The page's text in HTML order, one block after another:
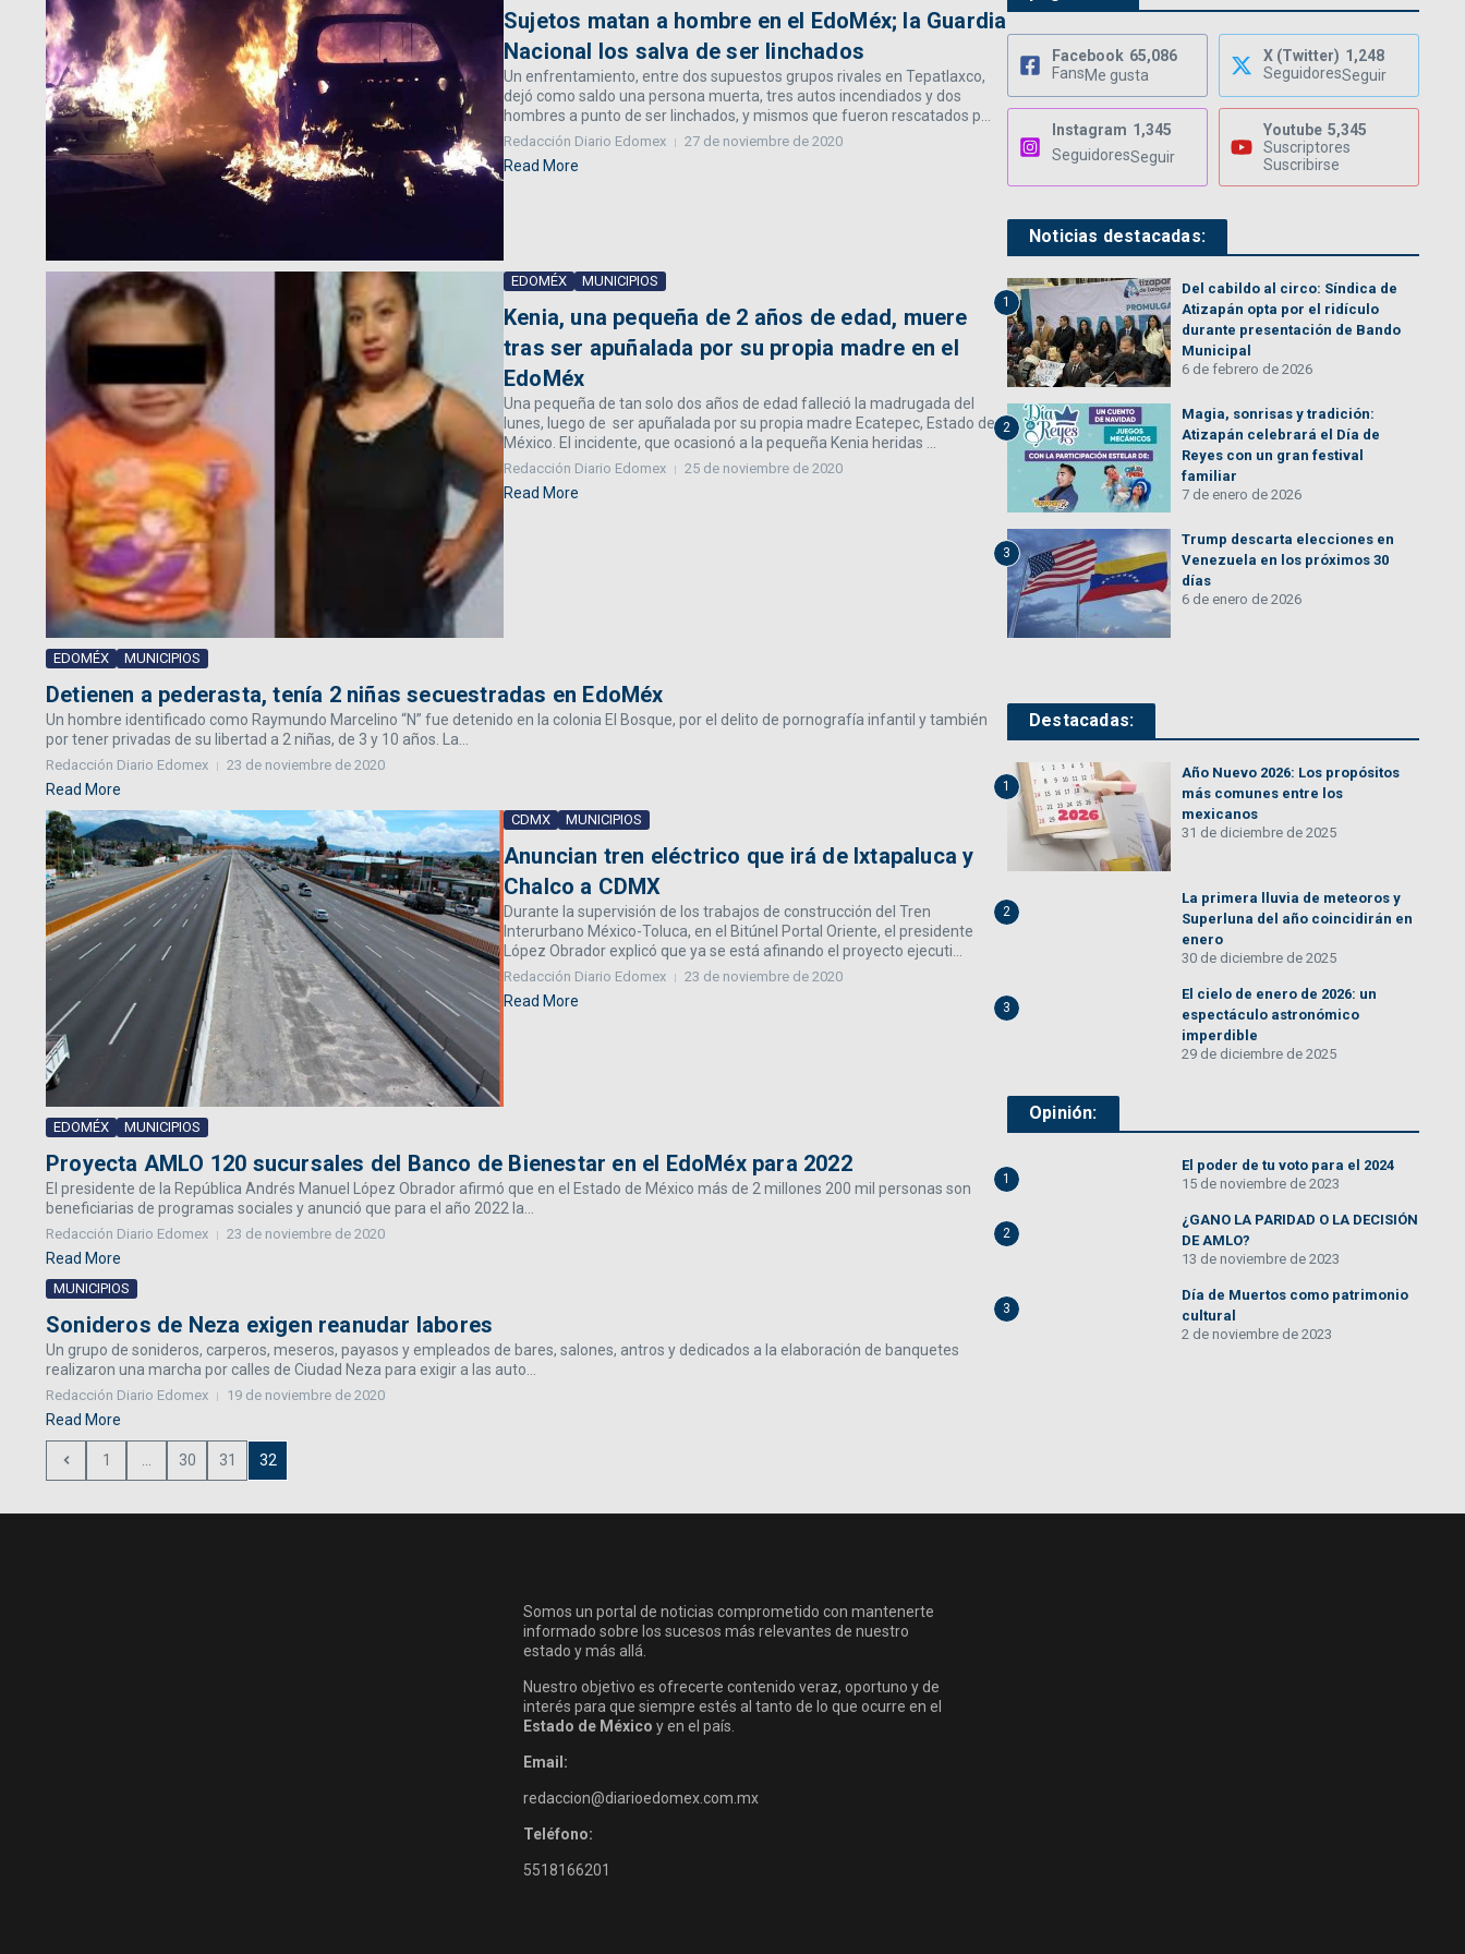
Sujetos matan a hombre en el EdoMéx; la Guardia
Nacional los salva de ser linchados
Un enfrentamiento, entre dos supuestos grupos rivales en Tepatlaxco,
dejó como saldo una persona muerta, tres autos incendiados y dos
hombres a punto de ser linchados, y mismos que fueron rescatados p...
Redacción Diario Edomex 27 de noviembre de 2020
Read More
EDOMÉX MUNICIPIOS
Kenia, una pequeña de 2 años de edad, muere
tras ser apuñalada por su propia madre en el
EdoMéx
Una pequeña de tan solo dos años de edad falleció la madrugada del
lunes, luego de ser apuñalada por su propia madre Ecatepec, Estado de
México. El incidente, que ocasionó a la pequeña Kenia heridas ...
Redacción Diario Edomex 25 de noviembre de 2020
Read More
EDOMÉX MUNICIPIOS
Detienen a pederasta, tenía 2 niñas secuestradas en EdoMéx
Un hombre identificado como Raymundo Marcelino “N” fue detenido en la colonia El Bosque, por el delito de pornografía infantil y también
por tener privadas de su libertad a 2 niñas, de 3 y 10 años. La...
Redacción Diario Edomex 23 de noviembre de 2020
Read More
CDMX MUNICIPIOS
Anuncian tren eléctrico que irá de Ixtapaluca y
Chalco a CDMX
Durante la supervisión de los trabajos de construcción del Tren
Interurbano México-Toluca, en el Bitúnel Portal Oriente, el presidente
López Obrador explicó que ya se está afinando el proyecto ejecuti...
Redacción Diario Edomex 23 de noviembre de 2020
Read More
EDOMÉX MUNICIPIOS
Proyecta AMLO 120 sucursales del Banco de Bienestar en el EdoMéx para 2022
El presidente de la República Andrés Manuel López Obrador afirmó que en el Estado de México más de 2 millones 200 mil personas son
beneficiarias de programas sociales y anunció que para el año 2022 la...
Redacción Diario Edomex 23 de noviembre de 2020
Read More
MUNICIPIOS
Sonideros de Neza exigen reanudar labores
Un grupo de sonideros, carperos, meseros, payasos y empleados de bares, salones, antros y dedicados a la elaboración de banquetes
realizaron una marcha por calles de Ciudad Neza para exigir a las auto...
Redacción Diario Edomex 19 de noviembre de 2020
Read More
1 ... 30 31 32
Facebook 65,086
FansMe gusta
X (Twitter) 1,248
SeguidoresSeguir
Instagram 1,345
SeguidoresSeguir
Youtube 5,345
Suscriptores
Suscribirse
Noticias destacadas:
1
Del cabildo al circo: Síndica de
Atizapán opta por el ridículo
durante presentación de Bando
Municipal
6 de febrero de 2026
2
Magia, sonrisas y tradición:
Atizapán celebrará el Día de
Reyes con un gran festival
familiar
7 de enero de 2026
3
Trump descarta elecciones en
Venezuela en los próximos 30
días
6 de enero de 2026
Destacadas:
1
Año Nuevo 2026: Los propósitos
más comunes entre los
mexicanos
31 de diciembre de 2025
2
La primera lluvia de meteoros y
Superluna del año coincidirán en
enero
30 de diciembre de 2025
3
El cielo de enero de 2026: un
espectáculo astronómico
imperdible
29 de diciembre de 2025
Opinión:
1
El poder de tu voto para el 2024
15 de noviembre de 2023
2
¿GANO LA PARIDAD O LA DECISIÓN
DE AMLO?
13 de noviembre de 2023
3
Día de Muertos como patrimonio
cultural
2 de noviembre de 2023
Somos un portal de noticias comprometido con mantenerte
informado sobre los sucesos más relevantes de nuestro
estado y más allá.
Nuestro objetivo es ofrecerte contenido veraz, oportuno y de
interés para que siempre estés al tanto de lo que ocurre en el
Estado de México y en el país.
Email:
redaccion@diarioedomex.com.mx
Teléfono:
5518166201